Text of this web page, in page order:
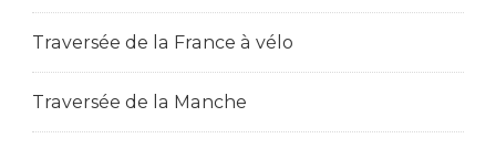
Traversée de la France à vélo
Traversée de la Manche